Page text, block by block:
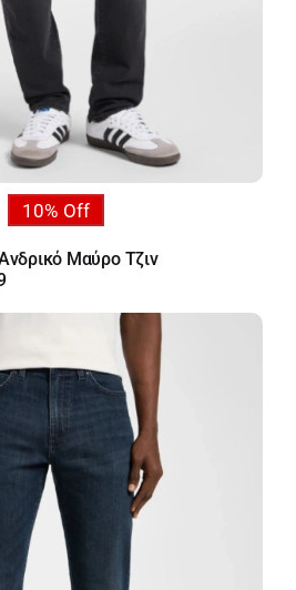
10% Off
Μαύρο Τζιν